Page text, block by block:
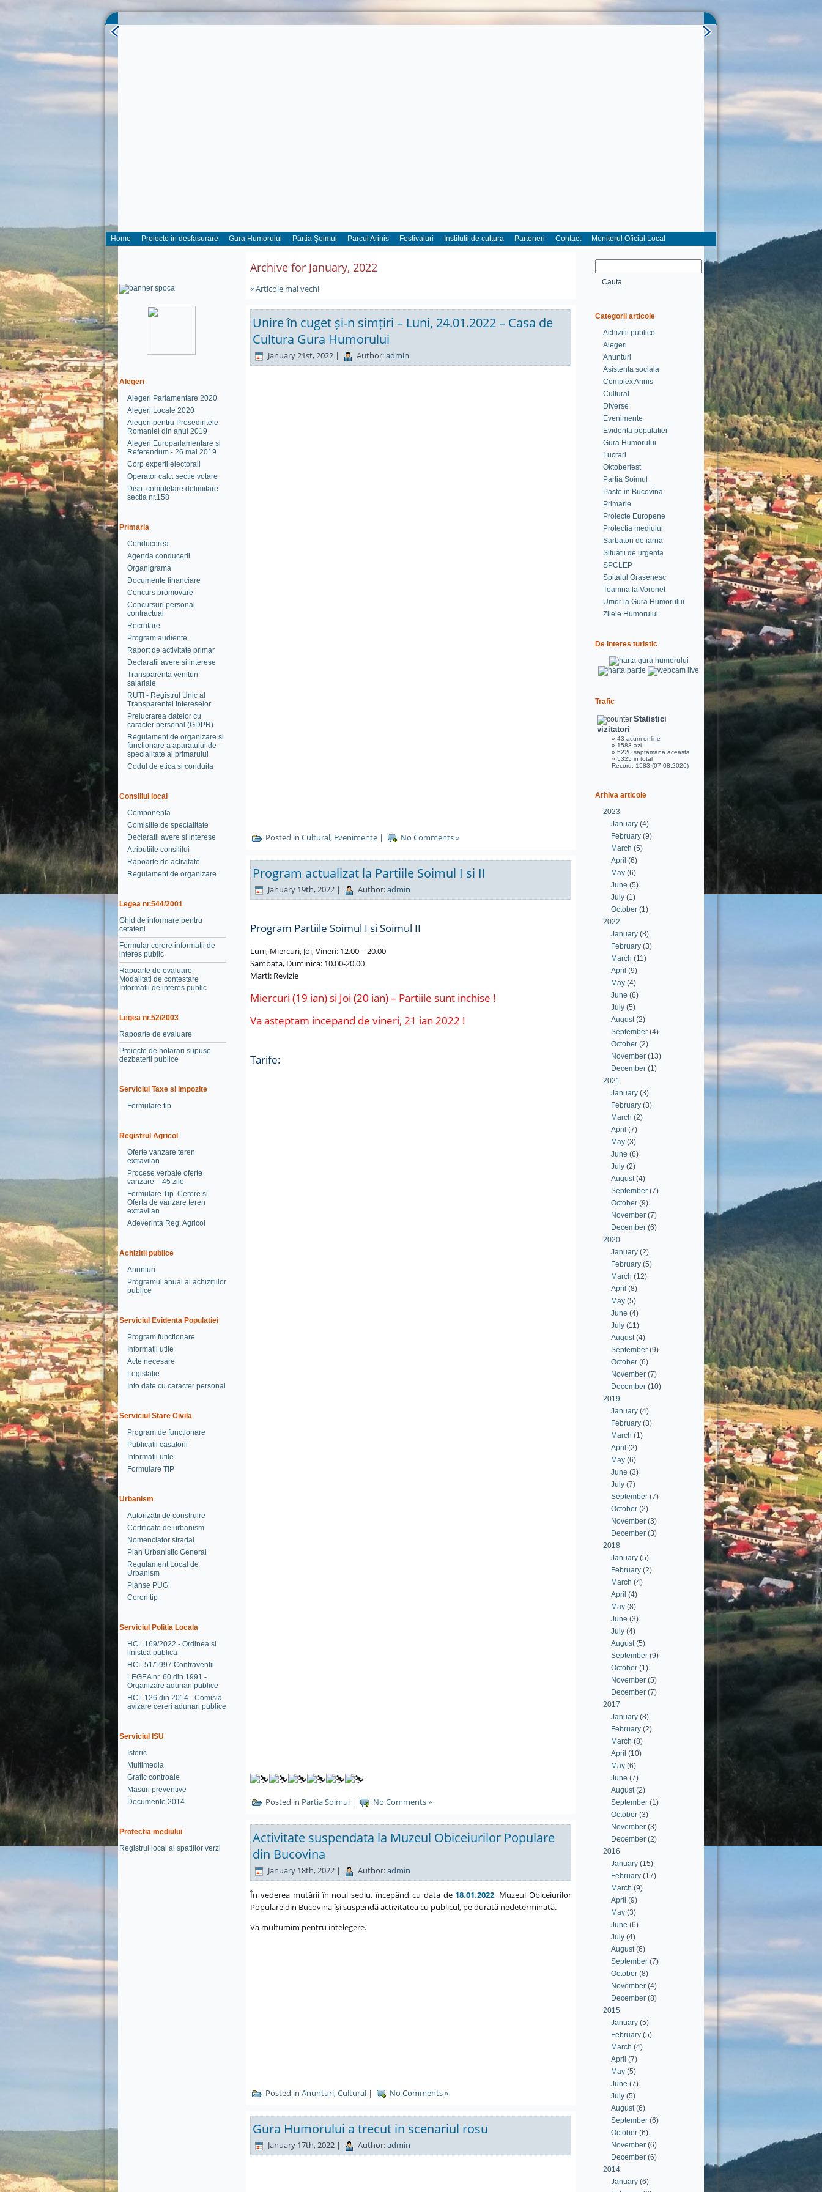
Home Proiecte in desfasurare Gura Humorului Pârtia Şoimul Parcul Arinis Festivaluri Institutii de cultura Parteneri Contact Monitorul Oficial Local
Alegeri
Alegeri Parlamentare 2020
Alegeri Locale 2020
Alegeri pentru Presedintele
Romaniei din anul 2019
Alegeri Europarlamentare si
Referendum - 26 mai 2019
Corp experti electorali
Operator calc. sectie votare
Disp. completare delimitare
sectia nr.158
Primaria
Conducerea
Agenda conducerii
Organigrama
Documente financiare
Concurs promovare
Concursuri personal
contractual
Recrutare
Program audiente
Raport de activitate primar
Declaratii avere si interese
Transparenta venituri
salariale
RUTI - Registrul Unic al
Transparentei Intereselor
Prelucrarea datelor cu
caracter personal (GDPR)
Regulament de organizare si
functionare a aparatului de
specialitate al primarului
Codul de etica si conduita
Consiliul local
Componenta
Comisiile de specialitate
Declaratii avere si interese
Atributiile consililui
Rapoarte de activitate
Regulament de organizare
Legea nr.544/2001
Ghid de informare pentru
cetateni
Formular cerere informatii de
interes public
Rapoarte de evaluare
Modalitati de contestare
Informatii de interes public
Legea nr.52/2003
Rapoarte de evaluare
Proiecte de hotarari supuse
dezbaterii publice
Serviciul Taxe si Impozite
Formulare tip
Registrul Agricol
Oferte vanzare teren
extravilan
Procese verbale oferte
vanzare – 45 zile
Formulare Tip. Cerere si
Oferta de vanzare teren
extravilan
Adeverinta Reg. Agricol
Achizitii publice
Anunturi
Programul anual al achizitiilor
publice
Serviciul Evidenta Populatiei
Program functionare
Informatii utile
Acte necesare
Legislatie
Info date cu caracter personal
Serviciul Stare Civila
Program de functionare
Publicatii casatorii
Informatii utile
Formulare TIP
Urbanism
Autorizatii de construire
Certificate de urbanism
Nomenclator stradal
Plan Urbanistic General
Regulament Local de
Urbanism
Planse PUG
Cereri tip
Serviciul Politia Locala
HCL 169/2022 - Ordinea si
linistea publica
HCL 51/1997 Contraventii
LEGEA nr. 60 din 1991 -
Organizare adunari publice
HCL 126 din 2014 - Comisia
avizare cereri adunari publice
Serviciul ISU
Istoric
Multimedia
Grafic controale
Masuri preventive
Documente 2014
Protectia mediului
Registrul local al spatiilor verzi
Archive for January, 2022
« Articole mai vechi
Unire în cuget și-n simțiri – Luni, 24.01.2022 – Casa de
Cultura Gura Humorului
January 21st, 2022 | Author:admin
Posted in Cultural, Evenimente | No Comments »
Program actualizat la Partiile Soimul I si II
January 19th, 2022 | Author:admin
Program Partiile Soimul I si Soimul II
Luni, Miercuri, Joi, Vineri: 12.00 – 20.00
Sambata, Duminica: 10.00-20.00
Marti: Revizie
Miercuri (19 ian) si Joi (20 ian) – Partiile sunt inchise !
Va asteptam incepand de vineri, 21 ian 2022 !
Tarife:
Posted in Partia Soimul | No Comments »
Activitate suspendata la Muzeul Obiceiurilor Populare
din Bucovina
January 18th, 2022 | Author:admin
În vederea mutării în noul sediu, începând cu data de 18.01.2022, Muzeul Obiceiurilor
Populare din Bucovina își suspendă activitatea cu publicul, pe durată nedeterminată.
Va multumim pentru intelegere.
Posted in Anunturi,Cultural | No Comments »
Gura Humorului a trecut in scenariul rosu
January 17th, 2022 | Author:admin
Cauta
Categorii articole
Achizitii publice
Alegeri
Anunturi
Asistenta sociala
Complex Arinis
Cultural
Diverse
Evenimente
Evidenta populatiei
Gura Humorului
Lucrari
Oktoberfest
Partia Soimul
Paste in Bucovina
Primarie
Proiecte Europene
Protectia mediului
Sarbatori de iarna
Situatii de urgenta
SPCLEP
Spitalul Orasenesc
Toamna la Voronet
Umor la Gura Humorului
Zilele Humorului
De interes turistic
Trafic
Statistici
vizitatori
» 43 acum online
» 1583 azi
» 5220 saptamana aceasta
» 5325 in total
Record: 1583 (07.08.2026)
Arhiva articole
2023
January (4)
February (9)
March (5)
April (6)
May (6)
June (5)
July (1)
October (1)
2022
January (8)
February (3)
March (11)
April (9)
May (4)
June (6)
July (5)
August(2)
September (4)
October (2)
November (13)
December (1)
2021
January (3)
February (3)
March (2)
April (7)
May (3)
June (6)
July (2)
August(4)
September (7)
October (9)
November (7)
December (6)
2020
January (2)
February (5)
March (12)
April (8)
May (5)
June (4)
July (11)
August(4)
September (9)
October (6)
November (7)
December (10)
2019
January (4)
February (3)
March (1)
April (2)
May (6)
June (3)
July (7)
September (7)
October (2)
November (3)
December (3)
2018
January (5)
February (2)
March (4)
April (4)
May (8)
June (3)
July (4)
August(5)
September (9)
October (1)
November (5)
December (7)
2017
January (8)
February (2)
March (8)
April (10)
May (6)
June (7)
August(2)
September (1)
October (3)
November (3)
December (2)
2016
January (15)
February (17)
March (9)
April (9)
May (3)
June (6)
July (4)
August(6)
September (7)
October (8)
November (4)
December (8)
2015
January (5)
February (5)
March (4)
April (7)
May (5)
June (7)
July (5)
August(6)
September (6)
October (6)
November (6)
December (6)
2014
January (6)